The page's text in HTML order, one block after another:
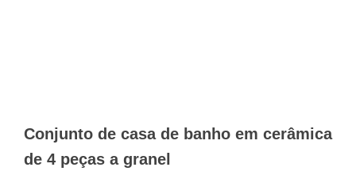
Conjunto de casa de banho em cerâmica
de 4 peças a granel